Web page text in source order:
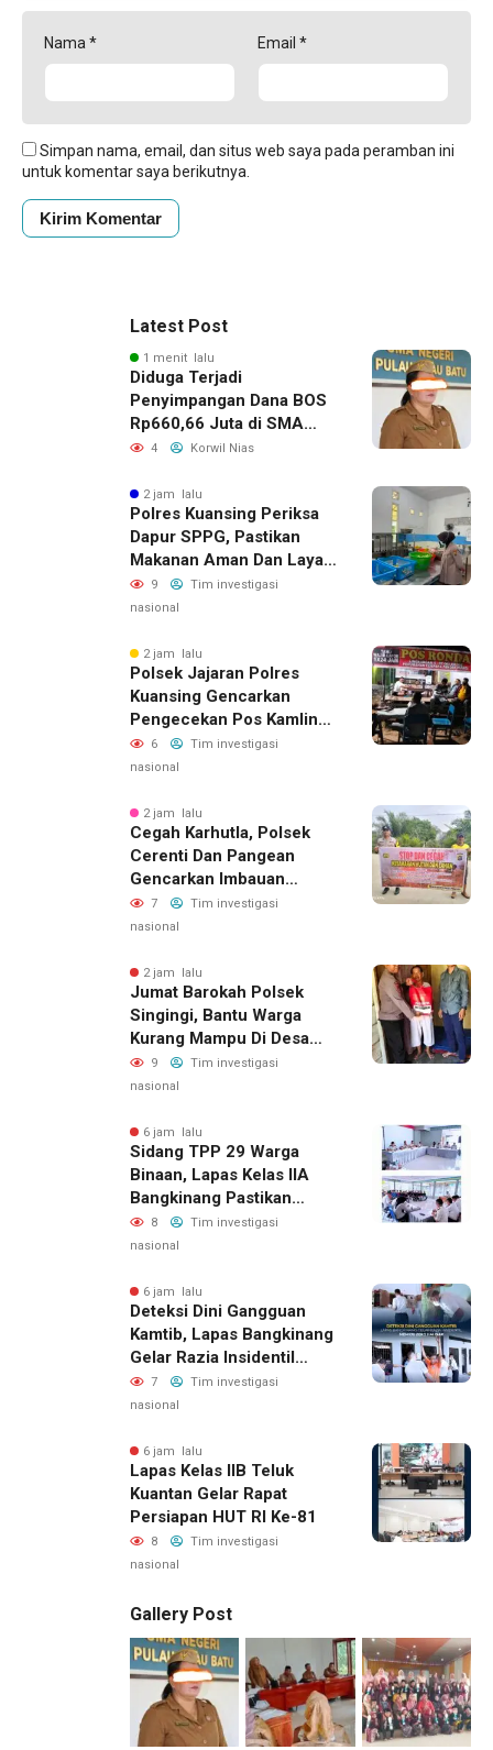
Nama * Email *
Simpan nama, email, dan situs web saya pada peramban ini
untuk komentar saya berikutnya.
Latest Post
1 menit lalu
Diduga Terjadi
Penyimpangan Dana BOS
Rp660,66 Juta di SMA
Negeri 1 Pulau-Pulau
Belanja Bernilai Besar Jadi
Sorotan; LSM GEMPUR
Siapkan Laporan ke
Kejaksaan
4 Korwil Nias
2 jam lalu
Polres Kuansing Periksa
Dapur SPPG, Pastikan
Makanan Aman Dan Layak
Dikonsumsi
9
Tim investigasi
nasional
2 jam lalu
Polsek Jajaran Polres
Kuansing Gencarkan
Pengecekan Pos Kamling,
Kapolres Ajak Warga Aktif
Jaga Keamanan
6
Tim investigasi
nasional
2 jam lalu
Cegah Karhutla, Polsek
Cerenti Dan Pangean
Gencarkan Imbauan
Kepada Masyarakat
7
Tim investigasi
nasional
2 jam lalu
Jumat Barokah Polsek
Singingi, Bantu Warga
Kurang Mampu Di Desa
Sungai Kuning
9
Tim investigasi
nasional
6 jam lalu
Sidang TPP 29 Warga
Binaan, Lapas Kelas IIA
Bangkinang Pastikan
Layanan Integrasi Gratis
Dan Transparan
8
Tim investigasi
nasional
6 jam lalu
Deteksi Dini Gangguan
Kamtib, Lapas Bangkinang
Gelar Razia Insidentil
Menuju Zero Halinar
7
Tim investigasi
nasional
6 jam lalu
Lapas Kelas IIB Teluk
Kuantan Gelar Rapat
Persiapan HUT RI Ke-81
8
Tim investigasi
nasional
Gallery Post